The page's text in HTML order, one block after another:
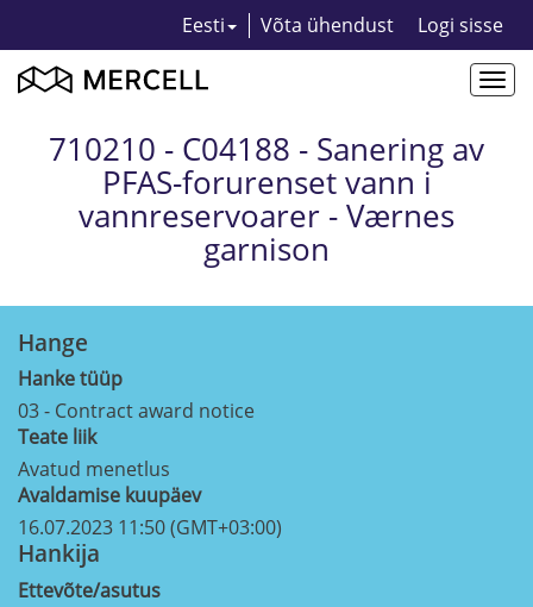
Eesti Võta ühendust Logi sisse
710210 - C04188 - Sanering av
PFAS-forurenset vann i
vannreservoarer - Værnes
garnison
Hange
Hanke tüüp
03 - Contract award notice
Teate liik
Avatud menetlus
Avaldamise kuupäev
16.07.2023 11:50 (GMT+03:00)
Hankija
Ettevõte/asutus